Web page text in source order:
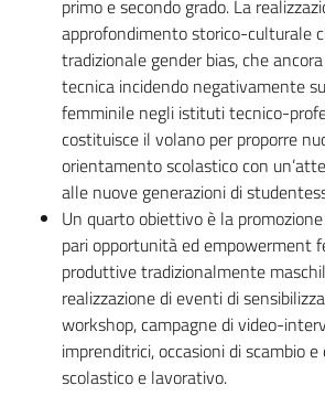
primo e secondo grado. La
approfondimento storico-culturale
tradizionale gender bias, che
tecnica incidendo negativamente
femminile negli istituti tecnico-
costituisce il volano per proporre
orientamento scolastico con
alle nuove generazioni di
Un quarto obiettivo è la
pari opportunità ed empowerment
produttive tradizionalmente
realizzazione di eventi di
workshop, campagne di video-
imprenditrici, occasioni di scambio
scolastico e lavorativo.